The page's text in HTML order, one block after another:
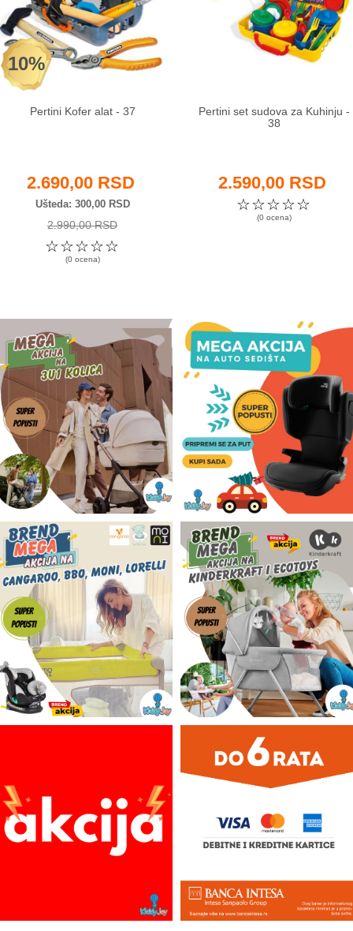
10%
Pertini Kofer alat - 37
2.690,00 RSD
Ušteda 300,00 RSD
2.990,00 RSD
☆
☆
☆
☆
☆
(0 ocena)
Pertini set sudova za Kuhinju -
38
2.590,00 RSD
☆
☆
☆
☆
☆
(0 ocena)